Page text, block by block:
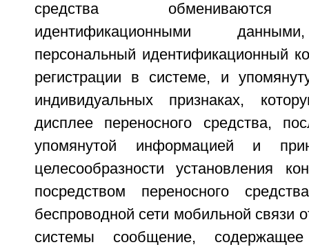
средства обмениваются
идентификационными
персональный идентификационный
регистрации в системе, и
индивидуальных признаках,
дисплее переносного средства,
упомянутой информацией и
целесообразности установления
посредством переносного
беспроводной сети мобильной связи
системы сообщение,